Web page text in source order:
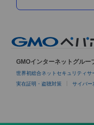
GMOインターネットグルー
世界初総合ネットセキュリティサ
実在証明・盗聴対策 サイバー